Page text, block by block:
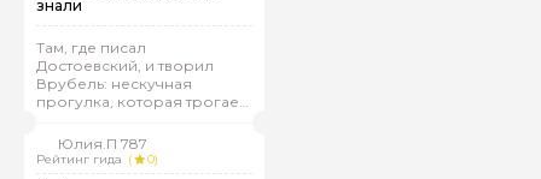
знали
Там, где писал
Достоевский, и творил
Врубель: нескучная
прогулка, которая трогает
Юлия.П 787
Рейтинг гида (
0)